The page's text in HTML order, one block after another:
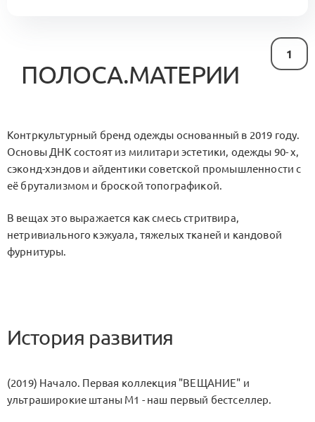
1
ПОЛОСА.МАТЕРИИ
Контркультурный бренд одежды основанный в 2019 году.
Основы ДНК состоят из милитари эстетики, одежды 90- х,
сэконд-хэндов и айдентики советской промышленности с
её брутализмом и броской топографикой.
В вещах это выражается как смесь стритвира,
нетривиального кэжуала, тяжелых тканей и кандовой
фурнитуры.
История развития
(2019) Начало. Первая коллекция "ВЕЩАНИЕ" и
ультраширокие штаны М1 - наш первый бестселлер.